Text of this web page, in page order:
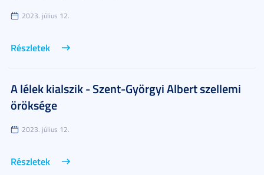
2023. július 12.
Részletek
A lélek kialszik - Szent-Györgyi Albert szellemi
öröksége
2023. július 12.
Részletek